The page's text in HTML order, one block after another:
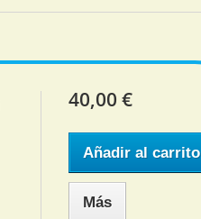
40,00 €
Añadir al carrito
Más